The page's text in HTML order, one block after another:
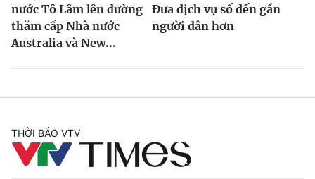
nước Tô Lâm lên đường
thăm cấp Nhà nước
Australia và New...
Đưa dịch vụ số đến gần
người dân hơn
THỜI BÁO VTV